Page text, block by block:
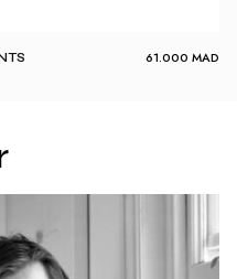
61.000 MAD